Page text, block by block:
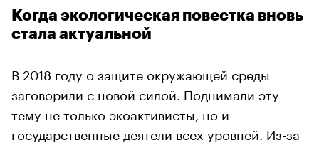
Когда экологическая повестка вновь
стала актуальной
В 2018 году о защите окружающей среды
заговорили с новой силой. Поднимали эту
тему не только экоактивисты, но и
государственные деятели всех уровней. Из-за